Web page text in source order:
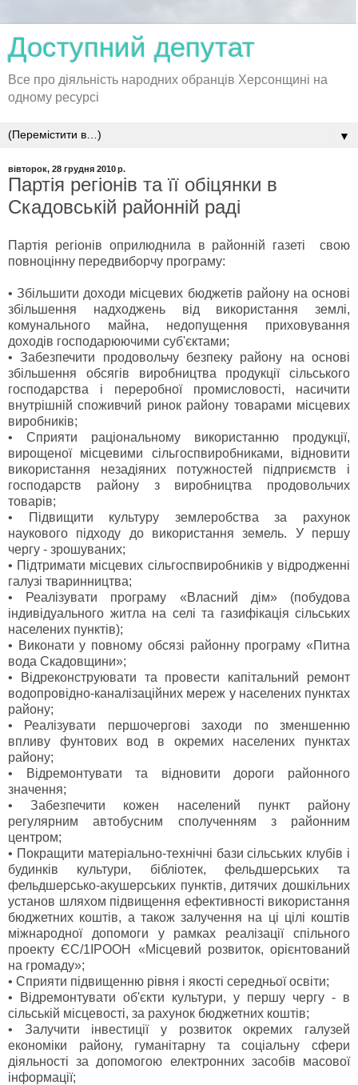
Доступний депутат
Все про діяльність народних обранців Херсонщині на
одному ресурсі
▼
вівторок, 28 грудня 2010 р.
Партія регіонів та її обіцянки в
Скадовській районній раді
Партія регіонів оприлюднила в районній газеті свою
повноцінну передвиборчу програму:
• Збільшити доходи місцевих бюджетів району на основі
збільшення надходжень від використання землі,
комунального майна, недопущення приховування
доходів господарюючими суб'єктами;
•
Забезпечити продовольчу безпеку району на основі
збільшення обсягів виробництва продукції сільського
господарства і переробної промисловості, насичити
внутрішній споживчий ринок району товарами місцевих
виробників;
•
Сприяти раціональному використанню продукції,
вирощеної місцевими сільгоспвиробниками, відновити
використання незадіяних потужностей підприємств і
господарств району з виробництва продовольчих
товарів;
•
Підвищити культуру землеробства за рахунок
наукового підходу до використання земель. У першу
чергу - зрошуваних;
• Підтримати місцевих сільгоспвиробників у відродженні
галузі тваринництва;
•
Реалізувати програму «Власний дім» (побудова
індивідуального житла на селі та газифікація сільських
населених пунктів);
• Виконати у повному обсязі районну програму «Питна
вода Скадовщини»;
•
Відреконструювати та провести капітальний ремонт
водопровідно-каналізаційних мереж у населених пунктах
району;
•
Реалізувати першочергові заходи по зменшенню
впливу фунтових вод в окремих населених пунктах
району;
•
Відремонтувати та відновити дороги районного
значення;
•
Забезпечити кожен населений пункт району
регулярним автобусним сполученням з районним
центром;
• Покращити матеріально-технічні бази сільських клубів і
будинків культури, бібліотек, фельдшерських та
фельдшерсько-акушерських пунктів, дитячих дошкільних
установ шляхом підвищення ефективності використання
бюджетних коштів, а також залучення на ці цілі коштів
міжнародної допомоги у рамках реалізації спільного
проекту ЄС/1ІРООН «Місцевий розвиток, орієнтований
на громаду»;
• Сприяти підвищенню рівня і якості середньої освіти;
•
Відремонтувати об'єкти культури, у першу чергу - в
сільській місцевості, за рахунок бюджетних коштів;
•
Залучити інвестиції у розвиток окремих галузей
економіки району, гуманітарну та соціальну сфери
діяльності за допомогою електронних засобів масової
інформації;